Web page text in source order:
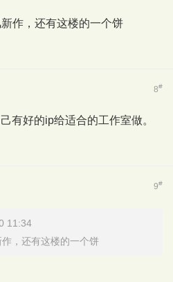
作，还有这楼的一个饼
8#
有好的ip给适合的工作室做。
9#
11:34
，还有这楼的一个饼